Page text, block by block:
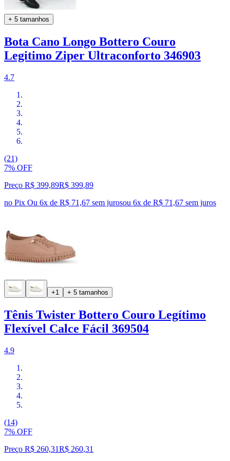
+ 5 tamanhos
Bota Cano Longo Bottero Couro
Legitimo Ziper Ultraconforto 346903
4.7
(21)
7% OFF
Preço R$ 399,89R$ 399,89
no Pix Ou 6x de R$ 71,67 sem jurosou 6x de R$ 71,67 sem juros
+1 + 5 tamanhos
Tênis Twister Bottero Couro Legítimo
Flexível Calce Fácil 369504
4.9
(14)
7% OFF
Preço R$ 260,31R$ 260,31